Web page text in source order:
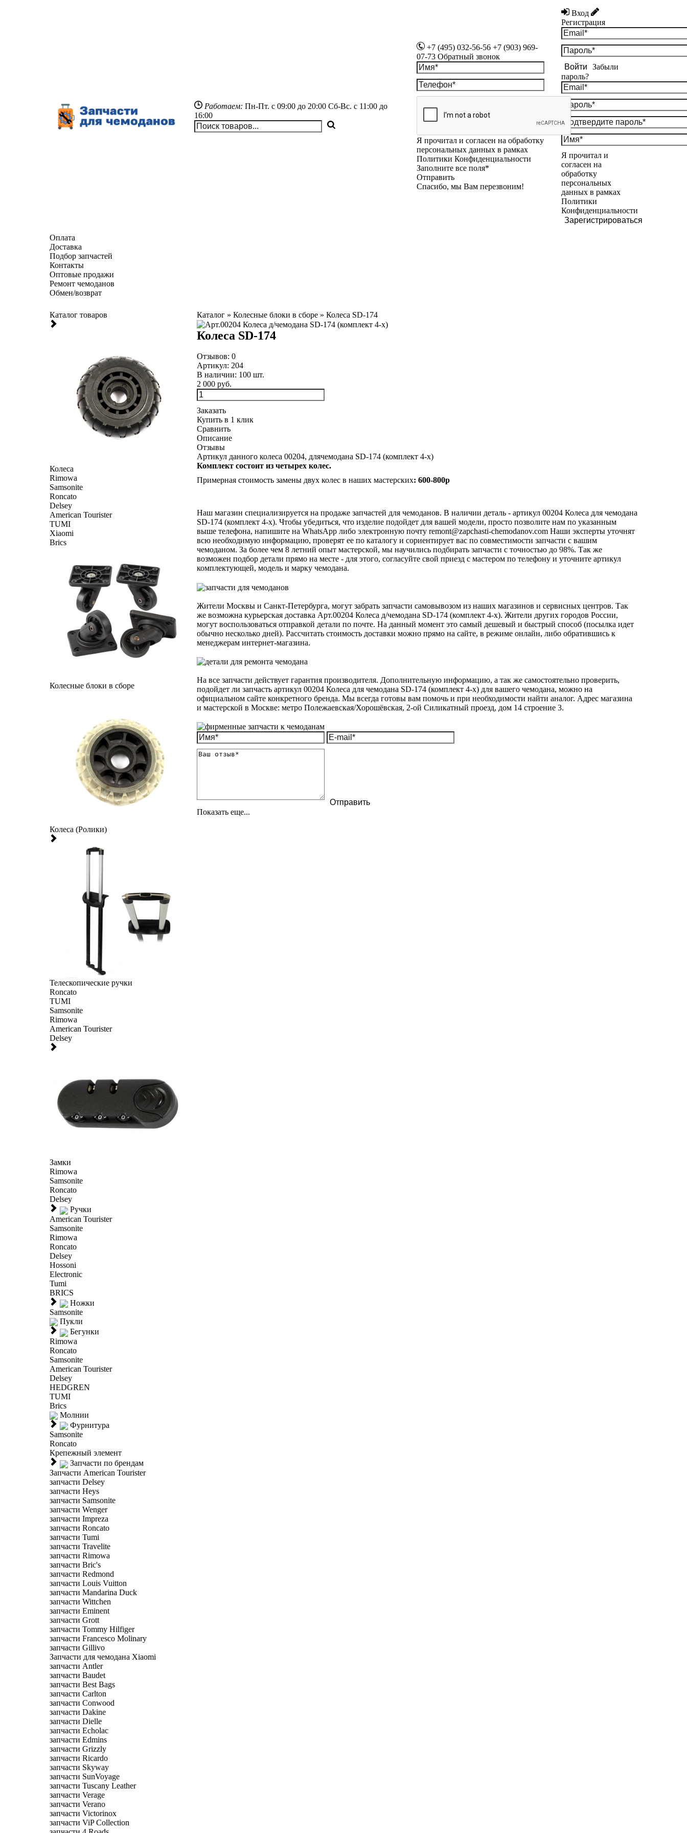
Работаем: Пн-Пт. с 09:00 до 20:00Сб-Вс. с 11:00 до
16:00
+7 (495) 032-56-56 +7 (903) 969-
07-73 Обратный звонок
Я прочитал и согласен на обработку
персональных данных в рамках
Политики Конфиденциальности
Заполните все поля*
Отправить
Спасибо, мы Вам перезвоним!
Вход
Регистрация
Войти
Забыли
пароль?
Я прочитал и
согласен на
обработку
персональных
данных в рамках
Политики
Конфиденциальности
Зарегистрироваться
Оплата
Доставка
Подбор запчастей
Контакты
Оптовые продажи
Ремонт чемоданов
Обмен/возврат
Каталог товаров
Колеса
Rimowa
Samsonite
Roncato
Delsey
American Tourister
TUMI
Xiaomi
Brics
Колесные блоки в сборе
Колеса (Ролики)
Телескопические ручки
Roncato
TUMI
Samsonite
Rimowa
American Tourister
Delsey
Замки
Rimowa
Samsonite
Roncato
Delsey
Ручки
American Tourister
Samsonite
Rimowa
Roncato
Delsey
Hossoni
Electronic
Tumi
BRICS
Ножки
Samsonite
Пукли
Бегунки
Rimowa
Roncato
Samsonite
American Tourister
Delsey
HEDGREN
TUMI
Brics
Молнии
Фурнитура
Samsonite
Roncato
Крепежный элемент
Запчасти по брендам
Запчасти American Tourister
запчасти Delsey
запчасти Heys
запчасти Samsonite
запчасти Wenger
запчасти Impreza
запчасти Roncato
запчасти Tumi
запчасти Travelite
запчасти Rimowa
запчасти Bric's
запчасти Redmond
запчасти Louis Vuitton
запчасти Mandarina Duck
запчасти Wittchen
запчасти Eminent
запчасти Grott
запчасти Tommy Hilfiger
запчасти Francesco Molinary
запчасти Gillivo
Запчасти для чемодана Xiaomi
запчасти Antler
запчасти Baudet
запчасти Best Bags
запчасти Carlton
запчасти Conwood
запчасти Dakine
запчасти Dielle
запчасти Echolac
запчасти Edmins
запчасти Grizzly
запчасти Ricardo
запчасти Skyway
запчасти SunVoyage
запчасти Tuscany Leather
запчасти Verage
запчасти Verano
запчасти Victorinox
запчасти ViP Collection
Каталог» Колесные блоки в сборе» Колеса SD-174
Колеса SD-174
Отзывов: 0
Артикул: 204
В наличии: 100шт.
2 000 руб.
Заказать
Купить в 1 клик
Сравнить
Описание
Отзывы
Артикул данного колеса 00204, длячемодана SD-174 (комплект 4-х)
Комплект состоит из четырех колес.
Примерная стоимость замены двух колес в наших мастерских: 600-800р
Наш магазин специализируется на продаже запчастей для чемоданов. В наличии деталь - артикул 00204 Колеса для чемодана
SD-174 (комплект 4-х). Чтобы убедиться, что изделие подойдет для вашей модели, просто позволите нам по указанным
выше телефона, напишите на WhatsApp либо электронную почту remont@zapchasti-chemodanov.comНаши эксперты уточнят
всю необходимую информацию, проверят ее по каталогу и сориентирует вас по совместимости запчасти с вашим
чемоданом. За более чем 8 летний опыт мастерской, мы научились подбирать запчасти с точностью до 98%. Так же
возможен подбор детали прямо на месте - для этого, согласуйте свой приезд с мастером по телефону и уточните артикул
комплектующей, модель и марку чемодана.
Жители Москвы и Санкт-Петербурга, могут забрать запчасти самовывозом из наших магазинов и сервисных центров. Так
же возможна курьерская доставка Арт.00204 Колеса д/чемодана SD-174 (комплект 4-х). Жители других городов России,
могут воспользоваться отправкой детали по почте. На данный момент это самый дешевый и быстрый способ (посылка идет
обычно несколько дней). Рассчитать стоимость доставки можно прямо на сайте, в режиме онлайн, либо обратившись к
менеджерам интернет-магазина.
На все запчасти действует гарантия производителя. Дополнительную информацию, а так же самостоятельно проверить,
подойдет ли запчасть артикул 00204 Колеса для чемодана SD-174 (комплект 4-х) для вашего чемодана, можно на
официальном сайте конкретного бренда. Мы всегда готовы вам помочь и при необходимости найти аналог. Адрес магазина
и мастерской в Москве: метро Полежаевская/Хорошёвская, 2-ой Силикатный проезд, дом 14 строение 3.
Показать еще...